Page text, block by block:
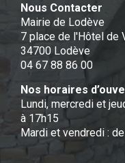
Nous Contacter
Mairie de Lodève
7 place de l'Hôtel de
34700 Lodève
04 67 88 86 00
Nos horaires
Lundi, mercredi et
à 17h15
Mardi et vendredi :